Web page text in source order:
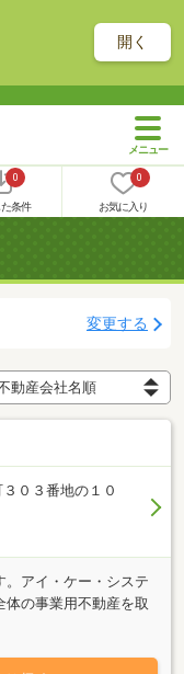
開く
0
条件
0
お気に入り
変更する
０３番地の１０
。アイ・ケー・システ
体の事業用不動産を取
なっております。お
良い社会の構築に貢献